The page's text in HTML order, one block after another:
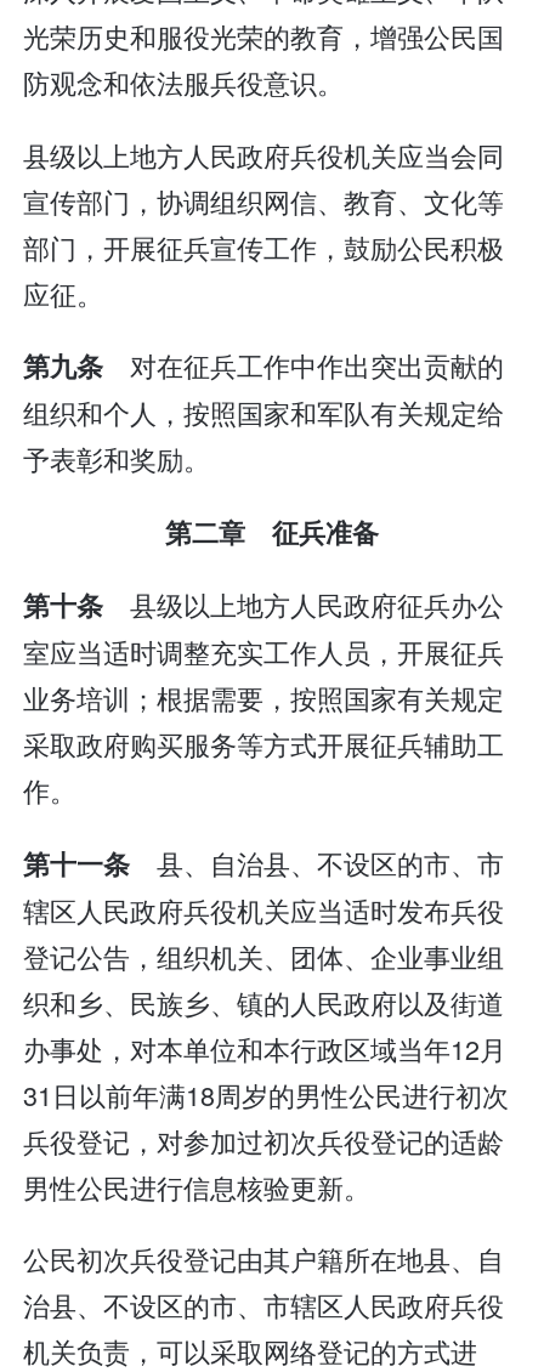
光荣历史和服役光荣的教育，增强公民国
防观念和依法服兵役意识。
县级以上地方人民政府兵役机关应当会同
宣传部门，协调组织网信、教育、文化等
部门，开展征兵宣传工作，鼓励公民积极
应征。
第九条 对在征兵工作中作出突出贡献的
组织和个人，按照国家和军队有关规定给
予表彰和奖励。
第二章 征兵准备
第十条 县级以上地方人民政府征兵办公
室应当适时调整充实工作人员，开展征兵
业务培训；根据需要，按照国家有关规定
采取政府购买服务等方式开展征兵辅助工
作。
第十一条 县、自治县、不设区的市、市
辖区人民政府兵役机关应当适时发布兵役
登记公告，组织机关、团体、企业事业组
织和乡、民族乡、镇的人民政府以及街道
办事处，对本单位和本行政区域当年12月
31日以前年满18周岁的男性公民进行初次
兵役登记，对参加过初次兵役登记的适龄
男性公民进行信息核验更新。
公民初次兵役登记由其户籍所在地县、自
治县、不设区的市、市辖区人民政府兵役
机关负责，可以采取网络登记的方式进